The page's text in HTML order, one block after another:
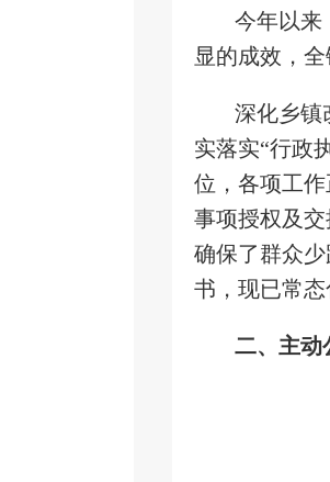
今年以来
显的成效，
深化乡镇
实落实“行政
位，各项工
事项授权及
确保了群众
书，现已常态
二、主动